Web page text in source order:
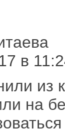
в
из
на